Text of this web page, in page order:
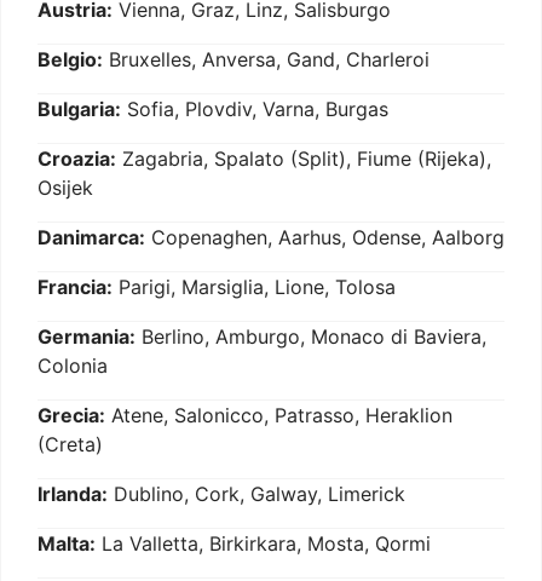
Austria: Vienna, Graz, Linz, Salisburgo
Belgio: Bruxelles, Anversa, Gand, Charleroi
Bulgaria: Sofia, Plovdiv, Varna, Burgas
Croazia: Zagabria, Spalato (Split), Fiume (Rijeka),
Osijek
Danimarca: Copenaghen, Aarhus, Odense, Aalborg
Francia: Parigi, Marsiglia, Lione, Tolosa
Germania: Berlino, Amburgo, Monaco di Baviera,
Colonia
Grecia: Atene, Salonicco, Patrasso, Heraklion
(Creta)
Irlanda: Dublino, Cork, Galway, Limerick
Malta: La Valletta, Birkirkara, Mosta, Qormi